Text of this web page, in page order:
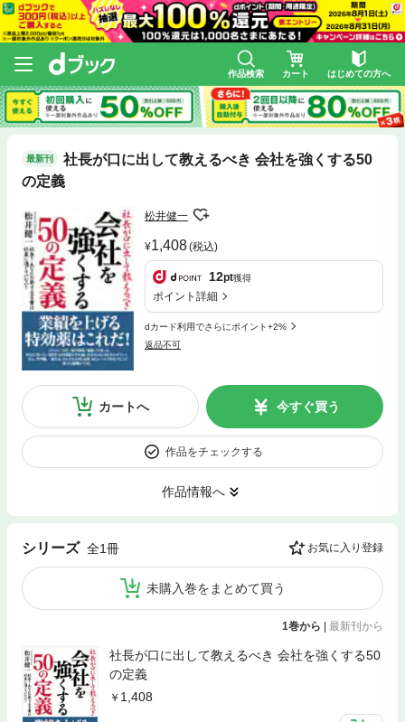
作品検索 カート はじめての方へ
最新刊
社長が口に出して教えるべき 会社を強くする50
の定義
松井健一
1,408(税込)
12pt獲得
ポイント詳細
dカード利用でさらにポイント+2%
返品不可
カートへ 今すぐ買う
作品をチェックする
作品情報へ
シリーズ 全1冊 お気に入り登録
未購入巻をまとめて買う
1巻から 最新刊から
社長が口に出して教えるべき 会社を強くする50
の定義
1,408